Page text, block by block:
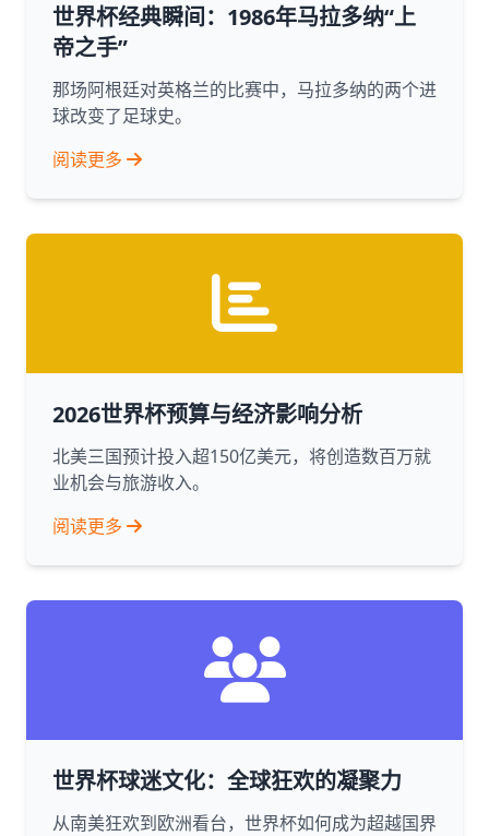
世界杯经典瞬间：1986年马拉多纳“上
帝之手”
那场阿根廷对英格兰的比赛中，马拉多纳的两个进
球改变了足球史。
阅读更多
2026世界杯预算与经济影响分析
北美三国预计投入超150亿美元，将创造数百万就
业机会与旅游收入。
阅读更多
世界杯球迷文化：全球狂欢的凝聚力
从南美狂欢到欧洲看台，世界杯如何成为超越国界